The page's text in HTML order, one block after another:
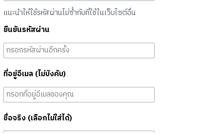
แนะนำให้ใช้รหัสผ่านไม่ซ้ำกับที่ใช้ในเว็บไซต์อื่น
ยืนยันรหัสผ่าน
ที่อยู่อีเมล (ไม่บังคับ)
ชื่อจริง (เลือกไม่ใส่ได้)